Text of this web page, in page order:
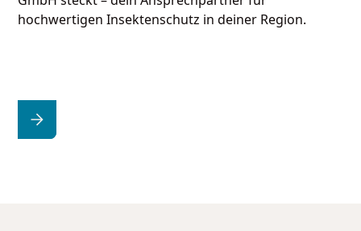
hochwertigen Insektenschutz in deiner Region.